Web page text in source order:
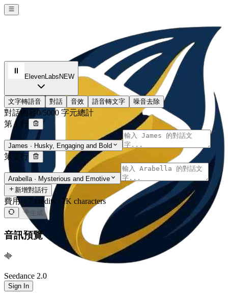
Seedance 2.0
Sign In
ElevenLabs NEW
文字轉語音 對話 音效 語音轉文字 噪音去除
對話內容0/5000 字元總計
第 1 行
James · Husky, Engaging and Bold
第 2 行
Arabella · Mysterious and Emotive
新增對話行
費用： 7 credits / 1K characters
生成
音訊預覽